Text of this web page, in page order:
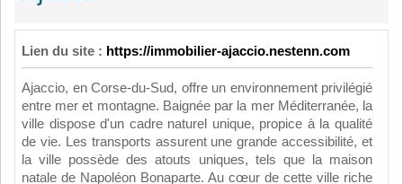
Lien du site : https://immobilier-ajaccio.nestenn.com
Ajaccio, en Corse-du-Sud, offre un environnement privilégié
entre mer et montagne. Baignée par la mer Méditerranée, la
ville dispose d'un cadre naturel unique, propice à la qualité
de vie. Les transports assurent une grande accessibilité, et
la ville possède des atouts uniques, tels que la maison
natale de Napoléon Bonaparte. Au cœur de cette ville riche